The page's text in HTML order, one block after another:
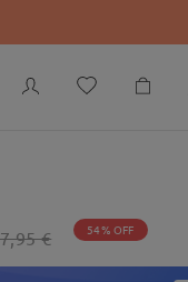
€ 54% OFF